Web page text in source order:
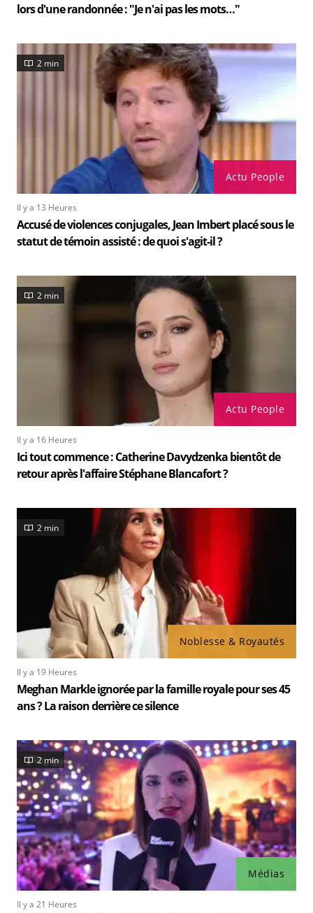
lors d'une randonnée : "Je n'ai pas les mots…"
Actu People
2 min
Il y a 13 Heures
Accusé de violences conjugales, Jean Imbert placé sous le
statut de témoin assisté : de quoi s'agit-il ?
Actu People
2 min
Il y a 16 Heures
Ici tout commence : Catherine Davydzenka bientôt de
retour après l'affaire Stéphane Blancafort ?
Noblesse & Royautés
2 min
Il y a 19 Heures
Meghan Markle ignorée par la famille royale pour ses 45
ans ? La raison derrière ce silence
Médias
2 min
Il y a 21 Heures